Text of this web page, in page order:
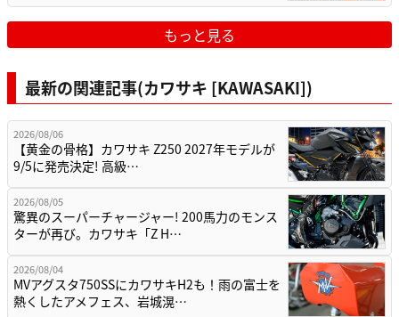
もっと見る
最新の関連記事(カワサキ [KAWASAKI])
2026/08/06
【黄金の骨格】カワサキ Z250 2027年モデルが
9/5に発売決定! 高級…
2026/08/05
驚異のスーパーチャージャー! 200馬力のモンス
ターが再び。カワサキ「Z H…
2026/08/04
MVアグスタ750SSにカワサキH2も！雨の富士を
熱くしたアメフェス、岩城滉…